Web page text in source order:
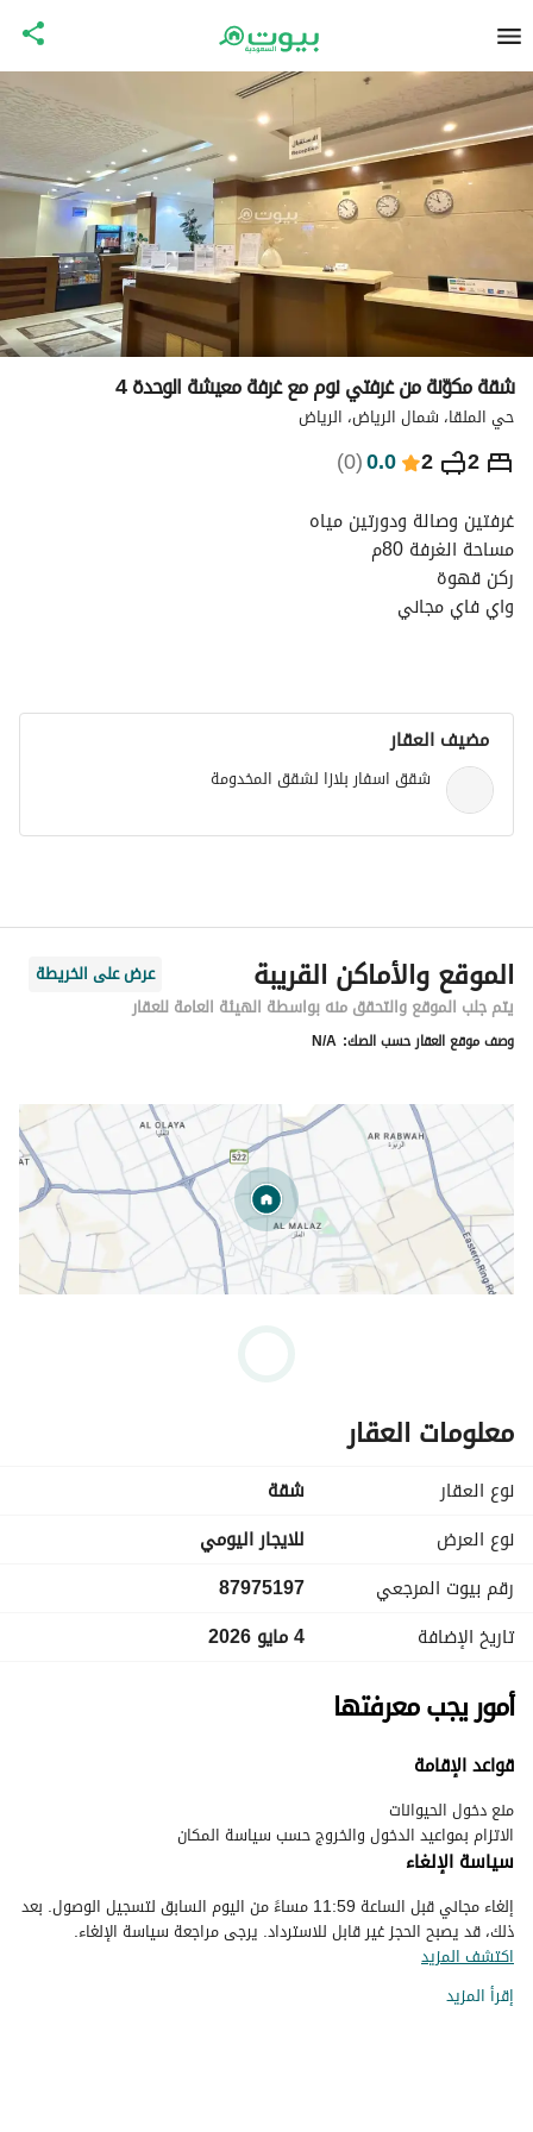
شقة مكوّنة من غرفتي نوم مع غرفة معيشة الوحدة 4
حي الملقا، شمال الرياض، الرياض
2
2
0.0
(
0
) ⃁
460ليلة
التفاصيل الاماكن القريبة
غرفتين وصالة ودورتين مياه
مساحة الغرفة 80م
ركن قهوة
واي فاي مجاني
مضيف العقار
شقق اسفار بلازا لشقق المخدومة
الموقع والأماكن القريبة
عرض على الخريطة
يتم جلب الموقع والتحقق منه بواسطة الهيئة العامة للعقار
وصف موقع العقار حسب الصك: N/A
معلومات العقار
نوع العقار
شقة
نوع العرض
للايجار اليومي
رقم بيوت المرجعي
87975197
تاريخ الإضافة
4 مايو 2026
أمور يجب معرفتها
قواعد الإقامة
الاتزام بمواعيد الدخول والخروج حسب سياسة المكان
سياسة الإلغاء
إلغاء مجاني قبل الساعة 11:59 مساءً من اليوم السابق لتسجيل الوصول. بعد
ذلك، قد يصبح الحجز غير قابل للاسترداد. يرجى مراجعة سياسة الإلغاء.
اكتشف المزيد
إقرأ المزيد